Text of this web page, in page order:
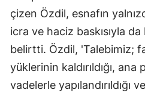
çizen Özdil, esnafın
icra ve haciz baskısıyla da
belirtti. Özdil, 'Talebimiz;
yüklerinin kaldırıldığı, ana
vadelerle yapılandırıldığı